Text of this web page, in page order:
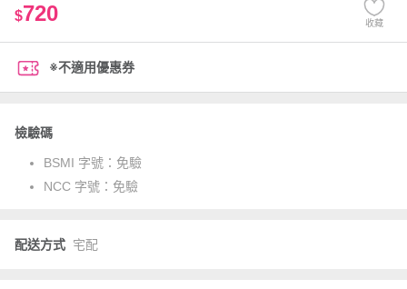
$720 收藏
※不適用優惠券
檢驗碼
BSMI 字號： 免驗
NCC 字號： 免驗
配送方式 宅配